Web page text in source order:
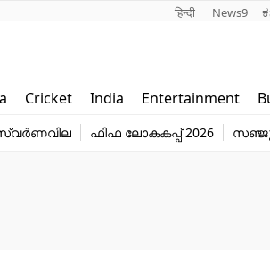
हिन्दी News9
Cricket India Entertainment
Education
ഫിഫ ലോകകപ്പ് 2026